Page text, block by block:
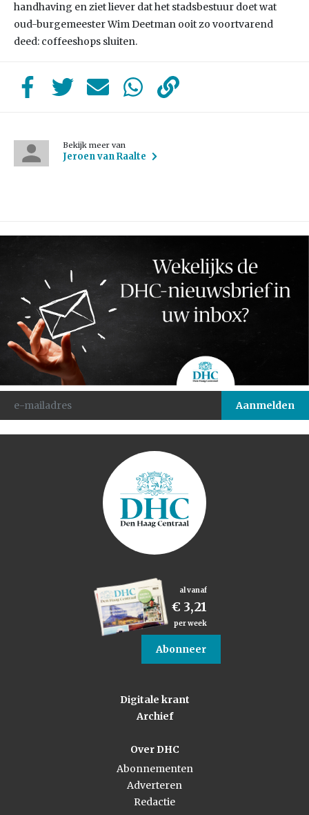
handhaving en ziet liever dat het stadsbestuur doet wat
oud-burgemeester Wim Deetman ooit zo voortvarend
deed: coffeeshops sluiten.
Bekijk meer van
Jeroen van Raalte
al vanaf
€ 3,21
per week
Abonneer
Digitale krant
Archief
Over DHC
Abonnementen
Adverteren
Redactie